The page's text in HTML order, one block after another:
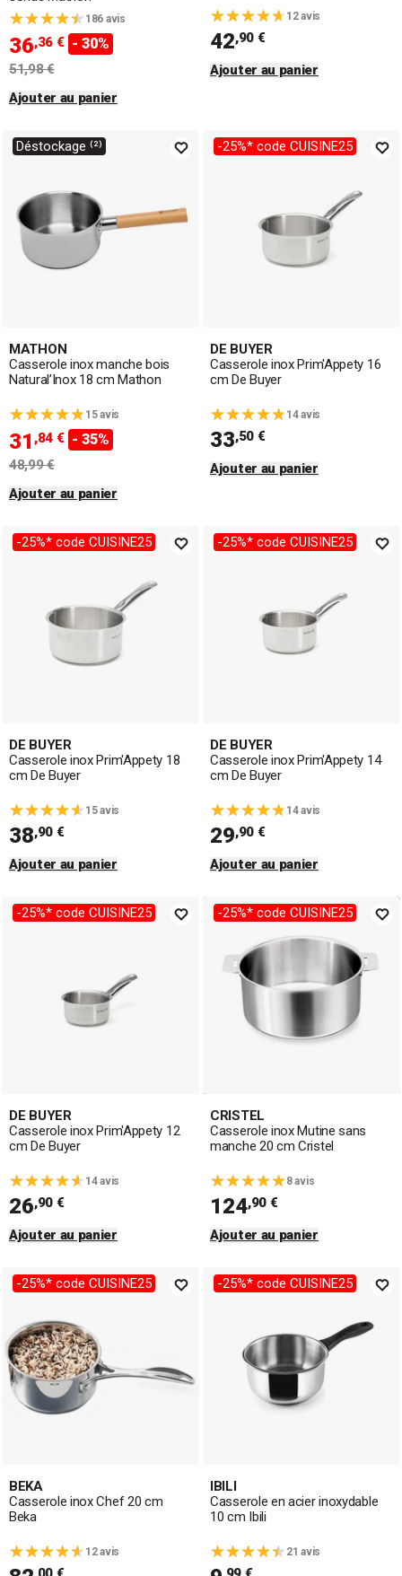
186 avis
36,36 € - 30%
51,98 €
Ajouter au panier
12 avis
42,90 €
Ajouter au panier
Déstockage ⁽²⁾
MATHON
Casserole inox manche bois
Natural’Inox 18 cm Mathon
15 avis
31 ,84 € - 35%
48,99 €
Ajouter au panier
-25%* code CUISINE25
DE BUYER
Casserole inox Prim'Appety 16
cm De Buyer
14 avis
33,50 €
Ajouter au panier
-25%* code CUISINE25
DE BUYER
Casserole inox Prim'Appety 18
cm De Buyer
15 avis
38,90 €
Ajouter au panier
-25%* code CUISINE25
DE BUYER
Casserole inox Prim'Appety 14
cm De Buyer
14 avis
29,90 €
Ajouter au panier
-25%* code CUISINE25
DE BUYER
Casserole inox Prim'Appety 12
cm De Buyer
14 avis
26,90 €
Ajouter au panier
-25%* code CUISINE25
CRISTEL
Casserole inox Mutine sans
manche 20 cm Cristel
8 avis
124,90 €
Ajouter au panier
-25%* code CUISINE25
BEKA
Casserole inox Chef 20 cm
Beka
12 avis
-25%* code CUISINE25
IBILI
Casserole en acier inoxydable
10 cm Ibili
21 avis